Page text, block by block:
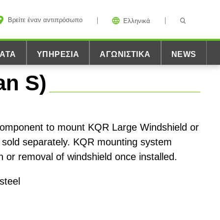
Βρείτε έναν αντιπρόσωπο Ελληνικά
ΥΠΗΡΕΣΊΑ ΑΓΩΝΙΣΤΙΚΆ NEWS
S)
to mount KQR Large Windshield or
separately. KQR mounting system
or removal of windshield once installed.